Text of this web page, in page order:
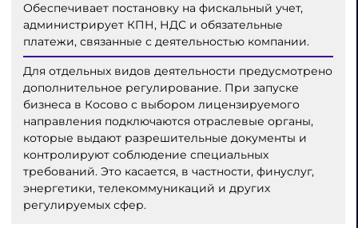
Обеспечивает постановку на фискальный учет,
администрирует КПН, НДС и обязательные
платежи, связанные с деятельностью компании.
Для отдельных видов деятельности предусмотрено
дополнительное регулирование. При запуске
бизнеса в Косово с выбором лицензируемого
направления подключаются отраслевые органы,
которые выдают разрешительные документы и
контролируют соблюдение специальных
требований. Это касается, в частности, финуслуг,
энергетики, телекоммуникаций и других
регулируемых сфер.